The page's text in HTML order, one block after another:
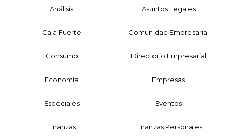
Análisis Asuntos Legales
Caja Fuerte Comunidad Empresarial
Consumo Directorio Empresarial
Economía Empresas
Especiales Eventos
Finanzas Finanzas Personales